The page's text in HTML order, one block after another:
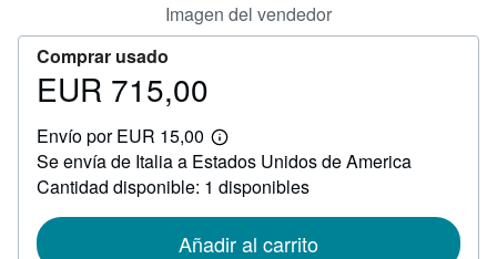
Imagen del vendedor
Comprar usado
Precio
715,00
EUR 715,00
Envío por EUR 15,00
Más
información
sobre
las
envío
Se envía de Italia a Estados Unidos de America
Cantidad disponible: 1 disponibles
Añadir al carrito